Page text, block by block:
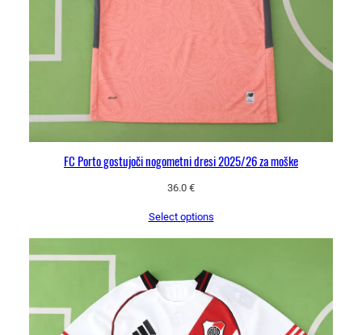
FC Porto gostujoči nogometni dresi 2025/26 za moške
36.0 €
Select options